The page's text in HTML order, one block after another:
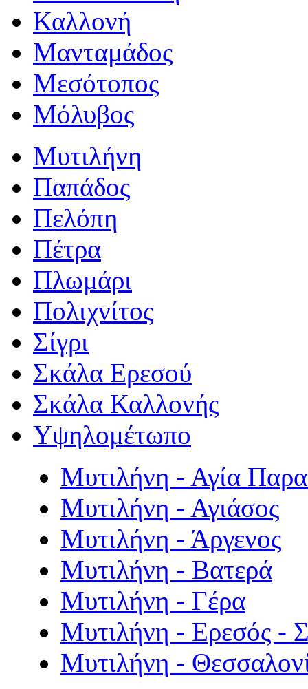
Καλλονή
Μανταμάδος
Μεσότοπος
Μόλυβος
Μυτιλήνη
Παπάδος
Πελόπη
Πέτρα
Πλωμάρι
Πολιχνίτος
Σίγρι
Σκάλα Ερεσού
Σκάλα Καλλονής
Υψηλομέτωπο
Μυτιλήνη - Αγία
Μυτιλήνη - Αγιάσος
Μυτιλήνη - Άργενος
Μυτιλήνη - Βατερά
Μυτιλήνη - Γέρα
Μυτιλήνη - Ερεσός -
Μυτιλήνη -